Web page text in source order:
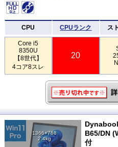
CPU CPUランク ス
Core i5
8350U
【8世代】
4コア8スレ
20
1366×768
2.4kg
B65/DN
付